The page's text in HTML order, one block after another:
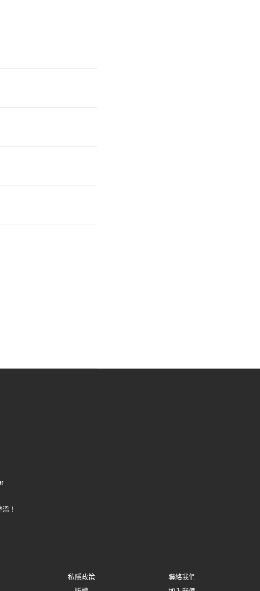
！
私隱政策
聯絡我們